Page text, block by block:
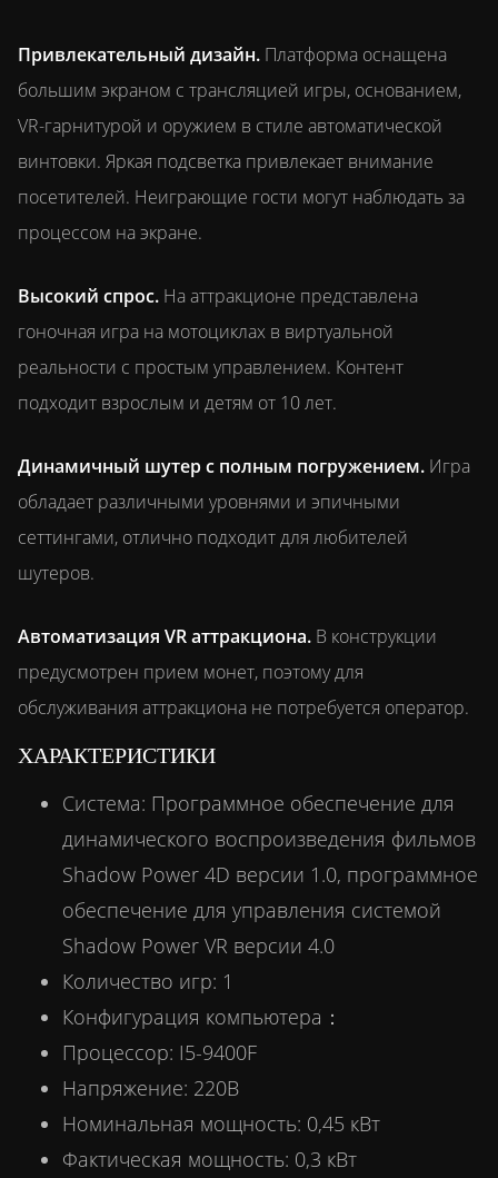
Привлекательный дизайн. Платформа оснащена
большим экраном с трансляцией игры, основанием,
VR-гарнитурой и оружием в стиле автоматической
винтовки. Яркая подсветка привлекает внимание
посетителей. Неиграющие гости могут наблюдать за
процессом на экране.
Высокий спрос. На аттракционе представлена
гоночная игра на мотоциклах в виртуальной
реальности с простым управлением. Контент
подходит взрослым и детям от 10 лет.
Динамичный шутер с полным погружением. Игра
обладает различными уровнями и эпичными
сеттингами, отлично подходит для любителей
шутеров.
Автоматизация VR аттракциона. В конструкции
предусмотрен прием монет, поэтому для
обслуживания аттракциона не потребуется оператор.
ХАРАКТЕРИСТИКИ
Система: Программное обеспечение для
динамического воспроизведения фильмов
Shadow Power 4D версии 1.0, программное
обеспечение для управления системой
Shadow Power VR версии 4.0
Количество игр: 1
Конфигурация компьютера：
Процессор: I5-9400F
Напряжение: 220В
Номинальная мощность: 0,45 кВт
Фактическая мощность: 0,3 кВт